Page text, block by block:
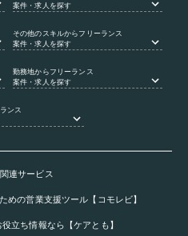
案件・求人を探す
その他のスキルからフリーランス
案件・求人を探す
勤務地からフリーランス
案件・求人を探す
ンス
連サービス
めの営業支援ツール【コモレビ】
立ち情報なら【ケアとも】